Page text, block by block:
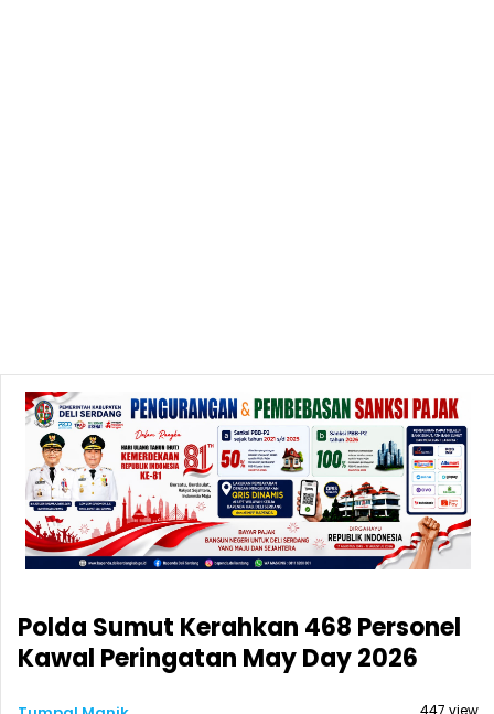
Polda Sumut Kerahkan 468 Personel
Kawal Peringatan May Day 2026
447 view